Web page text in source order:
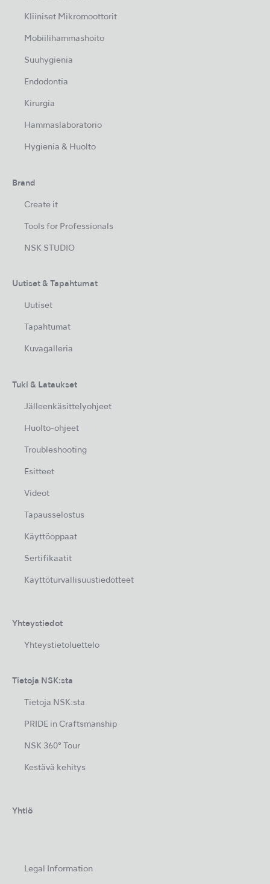
Kliiniset Mikromoottorit
Mobiilihammashoito
Suuhygienia
Endodontia
Kirurgia
Hammaslaboratorio
Hygienia & Huolto
Brand
Create it
Tools for Professionals
NSK STUDIO
Uutiset & Tapahtumat
Uutiset
Tapahtumat
Kuvagalleria
Tuki & Lataukset
Jälleenkäsittelyohjeet
Huolto-ohjeet
Troubleshooting
Esitteet
Videot
Tapausselostus
Käyttöoppaat
Sertifikaatit
Käyttöturvallisuustiedotteet
Yhteystiedot
Yhteystietoluettelo
Tietoja NSK:sta
Tietoja NSK:sta
PRIDE in Craftsmanship
NSK 360° Tour
Kestävä kehitys
Yhtiö
Legal Information